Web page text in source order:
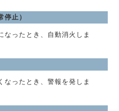
停止）
なったとき、自動消火しま
なったとき、警報を発しま